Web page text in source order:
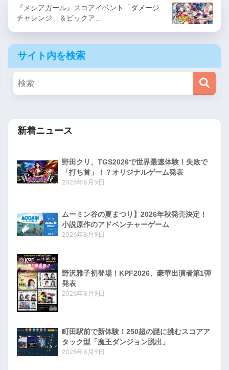
『メシアガール』スコアイベント「ダメージ
チャレンジ」＆ピックア…
サイト内を検索
新着ニュース
野田クリ、TGS2026で世界最速体験！失敗で
「打ち首」！？オリジナルゲーム発表
2026年8月9日
ムーミン谷の夏まつり】2026年秋発売決定！
小説原作のアドベンチャーゲーム
2026年8月9日
野沢雅子初登場！KPF2026、豪華出演者第1弾
発表
2026年8月9日
町田駅前で新体験！250超の謎に挑むスコアア
タック型「魔王ダンジョン脱出」
2026年8月9日